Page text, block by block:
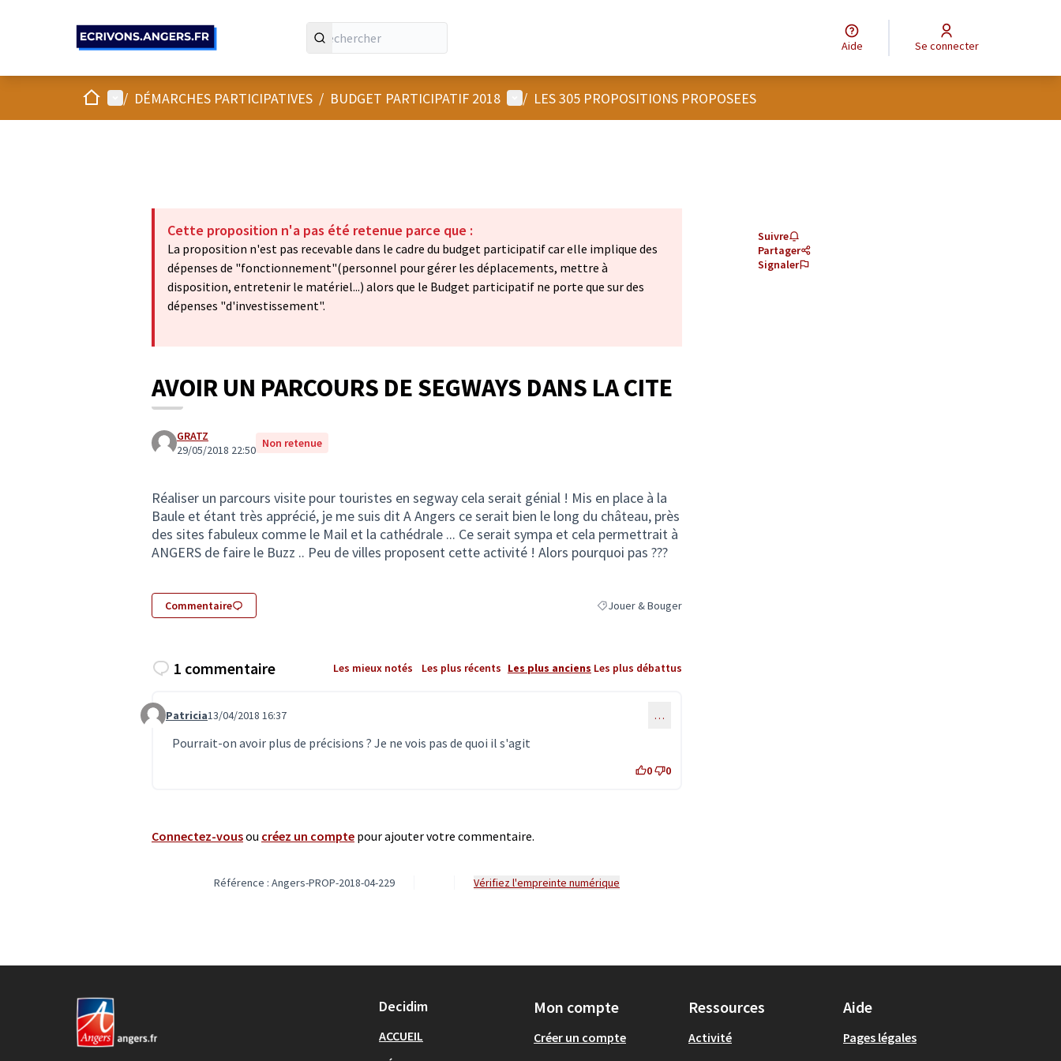
Aide Se connecter
AccueilMenu principal
/ DÉMARCHES PARTICIPATIVES / BUDGET PARTICIPATIF 2018 Menu utilisateur
/ LES 305 PROPOSITIONS PROPOSEES
Cette proposition n'a pas été retenue parce que :
La proposition n'est pas recevable dans le cadre du budget participatif car elle implique des
dépenses de "fonctionnement"(personnel pour gérer les déplacements, mettre à
disposition, entretenir le matériel...) alors que le Budget participatif ne porte que sur des
dépenses "d'investissement".
AVOIR UN PARCOURS DE SEGWAYS DANS LA CITE
GRATZ
29/05/2018 22:50 Non retenue
Réaliser un parcours visite pour touristes en segway cela serait génial ! Mis en place à la
Baule et étant très apprécié, je me suis dit A Angers ce serait bien le long du château, près
des sites fabuleux comme le Mail et la cathédrale ... Ce serait sympa et cela permettrait à
ANGERS de faire le Buzz .. Peu de villes proposent cette activité ! Alors pourquoi pas ???
Commentaire Filtrer les résultats de la catégorie : Jouer & Bouger
Jouer & Bouger
Suivre
Partager
Signaler
1 commentaire Les mieux notés Les plus récents Les plus anciens Les plus débattus
Commentaire 569
Patricia13/04/2018 16:37 …
Pourrait-on avoir plus de précisions ? Je ne vois pas de quoi il s'agit
0 0
Connectez-vousou créez un compte pour ajouter votre commentaire.
Référence : Angers-PROP-2018-04-229 Vérifiez l'empreinte numérique
Decidim
ACCUEIL
Mon compte
Créer un compte
Ressources
Activité
Aide
Pages légales